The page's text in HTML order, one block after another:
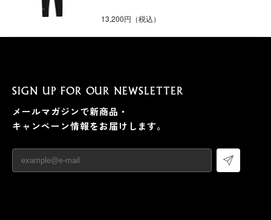
13,200円（税込）
SIGN UP FOR OUR NEWSLETTER
メールマガジンで新商品・
キャンペーン情報をお届けします。